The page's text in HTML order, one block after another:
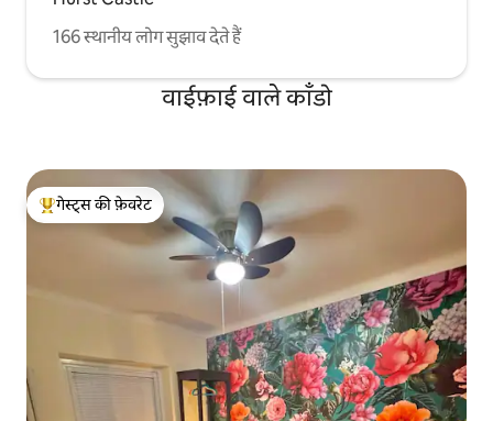
166 स्थानीय लोग सुझाव देते हैं
वाईफ़ाई वाले काँडो
गेस्ट्स का टॉप फ़ेवरेट
गेस्ट्स की फ़ेवरेट